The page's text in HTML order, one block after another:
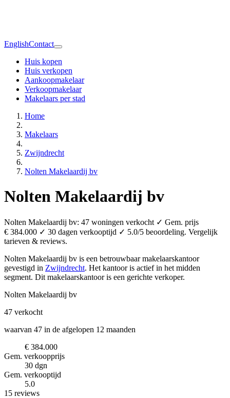
EnglishContact
Huis kopen
Huis verkopen
Aankoopmakelaar
Verkoopmakelaar
Makelaars per stad
Home
Makelaars
Zwijndrecht
Nolten Makelaardij bv
Nolten Makelaardij bv
Nolten Makelaardij bv: 47 woningen verkocht ✓ Gem. prijs
€ 384.000 ✓ 30 dagen verkooptijd ✓ 5.0/5 beoordeling. Vergelijk
tarieven & reviews.
Nolten Makelaardij bv is een betrouwbaar makelaarskantoor
gevestigd in Zwijndrecht. Het kantoor is actief in het midden
segment. Dit makelaarskantoor is een gerichte verkoper.
Nolten Makelaardij bv
47 verkocht
waarvan 47 in de afgelopen 12 maanden
€ 384.000
Gem. verkoopprijs
30 dgn
Gem. verkooptijd
5.0
15 reviews